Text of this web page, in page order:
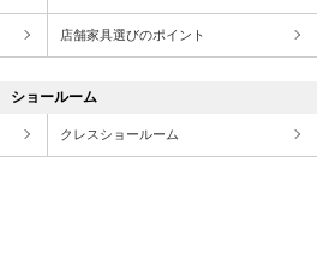
店舗家具選びのポイント
ショールーム
クレスショールーム